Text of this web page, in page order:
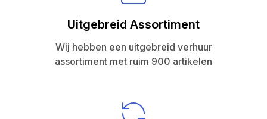
Uitgebreid Assortiment
Wij hebben een uitgebreid verhuur
assortiment met ruim 900 artikelen